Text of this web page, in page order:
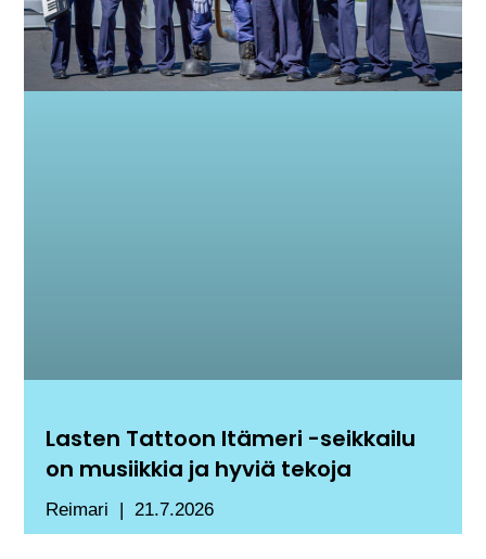
Lasten Tattoon Itämeri -seikkailu
on musiikkia ja hyviä tekoja
Reimari 21.7.2026